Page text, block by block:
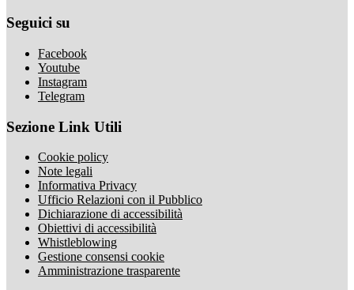
Seguici su
Facebook
Youtube
Instagram
Telegram
Sezione Link Utili
Cookie policy
Note legali
Informativa Privacy
Ufficio Relazioni con il Pubblico
Dichiarazione di accessibilità
Obiettivi di accessibilità
Whistleblowing
Gestione consensi cookie
Amministrazione trasparente